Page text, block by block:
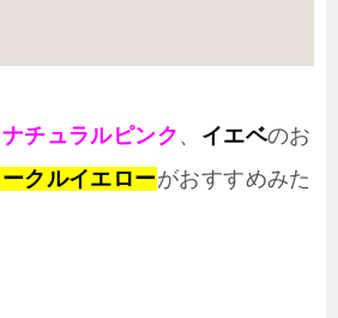
ナチュラルピンク 、 イエベのお
クルイエローがおすすめみた